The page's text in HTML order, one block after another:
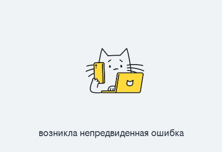
Возникла непредвиденная ошибка